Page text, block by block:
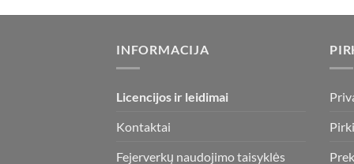
INFORMACIJA
Licencijos ir leidimai
Kontaktai
Fejerverkų naudojimo taisyklės